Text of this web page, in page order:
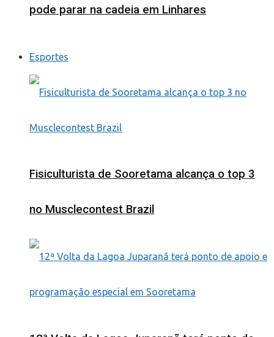
pode parar na cadeia em Linhares
Esportes
Fisiculturista de Sooretama alcança o top 3
no Musclecontest Brazil